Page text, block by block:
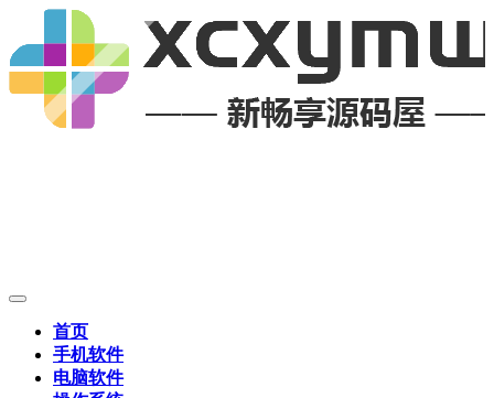
首页
手机软件
电脑软件